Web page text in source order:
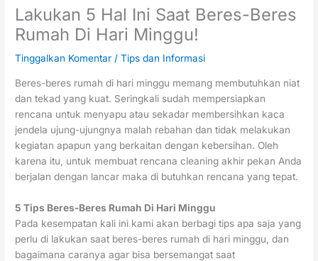
Lakukan 5 Hal Ini Saat Beres-Beres
Rumah Di Hari Minggu!
Tinggalkan Komentar /Tips dan Informasi
Beres-beres rumah di hari minggu memang membutuhkan niat
dan tekad yang kuat. Seringkali sudah mempersiapkan
rencana untuk menyapu atau sekadar membersihkan kaca
jendela ujung-ujungnya malah rebahan dan tidak melakukan
kegiatan apapun yang berkaitan dengan kebersihan. Oleh
karena itu, untuk membuat rencana cleaning akhir pekan Anda
berjalan dengan lancar maka di butuhkan rencana yang tepat.
5 Tips Beres-Beres Rumah Di Hari Minggu
Pada kesempatan kali ini kami akan berbagi tips apa saja yang
perlu di lakukan saat beres-beres rumah di hari minggu, dan
bagaimana caranya agar bisa bersemangat saat